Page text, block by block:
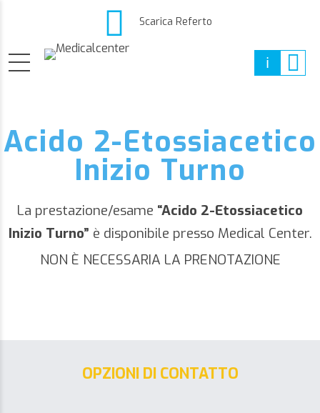
Scarica Referto
Acido 2-Etossiacetico
Inizio Turno
La prestazione/esame “Acido 2-Etossiacetico
Inizio Turno” è disponibile presso Medical Center.
NON È NECESSARIA LA PRENOTAZIONE
OPZIONI DI CONTATTO